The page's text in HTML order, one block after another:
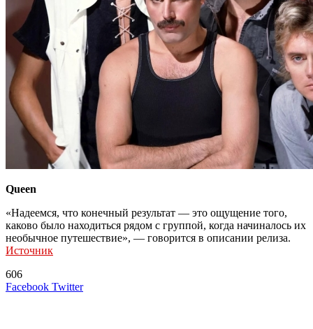
Queen
«Надеемся, что конечный результат — это ощущение того,
каково было находиться рядом с группой, когда начиналось их
необычное путешествие», — говорится в описании релиза.
Источник
606
Facebook TwitterLinkedIn
Tumblr
Reddit
Вконтакте
Одноклассники
Skype
Messenger
Messenger
WhatsApp
Telegram
Viber
Line
Поделиться
Печатать